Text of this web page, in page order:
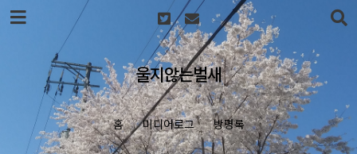
본문 바로가기
울지않는벌새
홈 미디어로그 방명록